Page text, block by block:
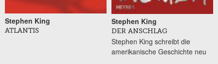
Stephen King
ATLANTIS
Stephen King
DER ANSCHLAG
Stephen King schreibt die
amerikanische Geschichte neu